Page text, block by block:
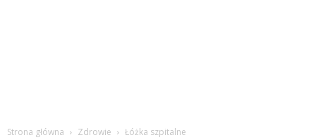
Strona główna Zdrowie Łóżka szpitalne